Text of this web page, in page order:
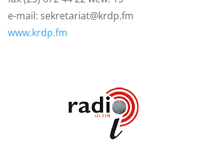
e-mail: sekretariat@krdp.fm
www.krdp.fm